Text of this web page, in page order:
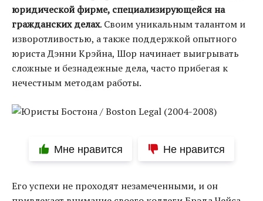
юридической фирме, специализирующейся на
гражданских делах. Своим уникальным талантом и
изворотливостью, а также поддержкой опытного
юриста Дэнни Крэйна, Шор начинает выигрывать
сложные и безнадежные дела, часто прибегая к
нечестным методам работы.
Мне нравится Не нравится
Его успехи не проходят незамеченными, и он